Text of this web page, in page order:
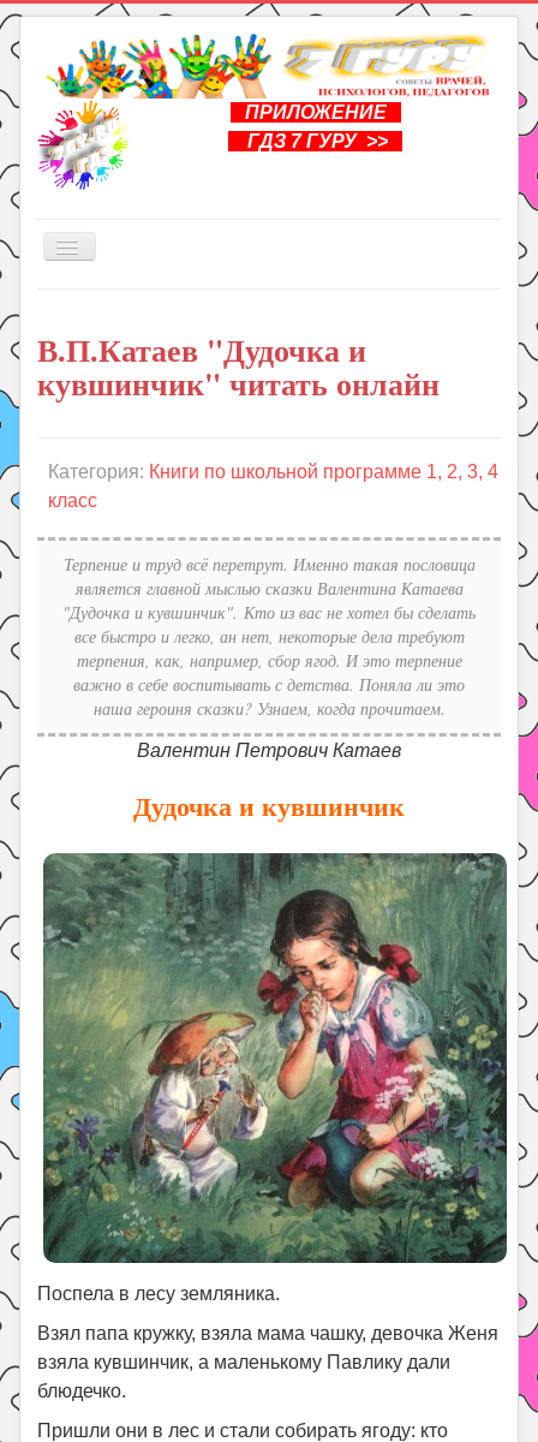
ПРИЛОЖЕНИЕ
ГДЗ 7 ГУРУ >>
Включить/
Книги
Рукоделие
Уроки
ГДЗ
Психология
Летом!
Поиск
В.П.Катаев "Дудочка и
кувшинчик" читать онлайн
Категория: Книги по школьной программе 1, 2, 3, 4
класс
Терпение и труд всё перетрут. Именно такая пословица
является главной мыслью сказки Валентина Катаева
"Дудочка и кувшинчик". Кто из вас не хотел бы сделать
все быстро и легко, ан нет, некоторые дела требуют
терпения, как, например, сбор ягод. И это терпение
важно в себе воспитывать с детства. Поняла ли это
наша героиня сказки? Узнаем, когда прочитаем.
Валентин Петрович Катаев
Дудочка и кувшинчик
Поспела в лесу земляника.
Взял папа кружку, взяла мама чашку, девочка Женя
взяла кувшинчик, а маленькому Павлику дали
блюдечко.
Пришли они в лес и стали собирать ягоду: кто